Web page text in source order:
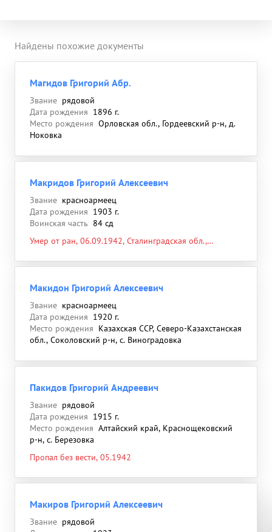
Найдены похожие документы
Магидов Григорий Абр.
Звание рядовой
Дата рождения 1896 г.
Место рождения Орловская обл., Гордеевский р-н, д.
Ноковка
Макридов Григорий Алексеевич
Звание красноармеец
Дата рождения 1903 г.
Воинская часть 84 сд
Умер от ран, 06.09.1942, Сталинградская обл.,
восточнее, бал. Тишанка
Макидон Григорий Алексеевич
Звание красноармеец
Дата рождения 1920 г.
Место рождения Казахская ССР, Северо-Казахстанская
обл., Соколовский р-н, с. Виноградовка
Пакидов Григорий Андреевич
Звание рядовой
Дата рождения 1915 г.
Место рождения Алтайский край, Краснощековский
р-н, с. Березовка
Пропал без вести, 05.1942
Макиров Григорий Алексеевич
Звание рядовой